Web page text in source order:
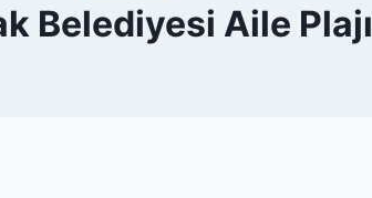
Belediyesi Aile Plajı